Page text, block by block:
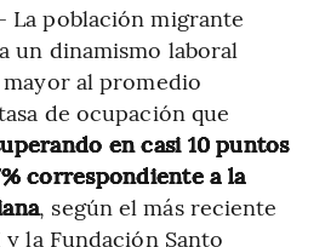
La población migrante
un dinamismo laboral
al promedio
de ocupación que
en casi 10 puntos
correspondiente a la
, según el más reciente
la Fundación Santo